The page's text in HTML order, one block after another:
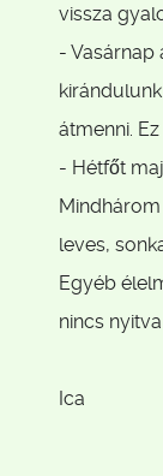
vissza
-
átmenni.
- Hétfőt
leves,
Egyéb
nincs
Ica